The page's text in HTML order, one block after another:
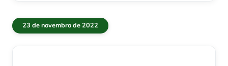
23 de novembro de 2022